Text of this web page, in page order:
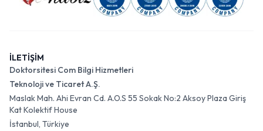
İLETİŞİM
Doktorsitesi Com Bilgi Hizmetleri
Teknoloji ve Ticaret A.Ş.
Maslak Mah. Ahi Evran Cd. A.O.S 55 Sokak No:2 Aksoy Plaza Giriş
Kat Kolektif House
İstanbul, Türkiye